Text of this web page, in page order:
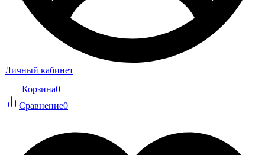
Личный кабинет
Корзина0
Сравнение0